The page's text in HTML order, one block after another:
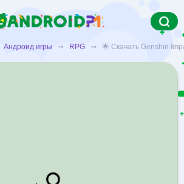
Андроид игры ➞ RPG ➞ 🌟 Скачать Genshin